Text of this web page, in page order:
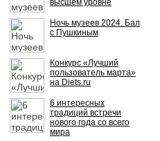
высшем уровне
Ночь музеев 2024. Бал
с Пушкиным
Конкурс «Лучший
пользователь марта»
на Diets.ru
6 интересных
традиций встречи
нового года со всего
мира